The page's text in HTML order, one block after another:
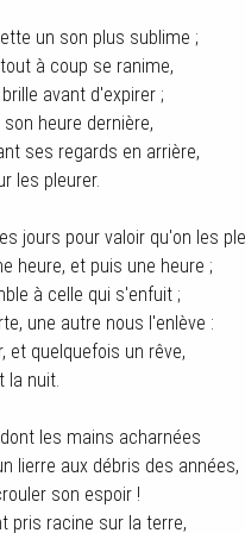
un son plus sublime ;
à coup se ranime,
avant d'expirer ;
heure dernière,
ses regards en arrière,
les pleurer.
jours pour valoir qu'on les
heure, et puis une heure ;
à celle qui s'enfuit ;
une autre nous l'enlève :
et quelquefois un rêve,
la nuit.
les mains acharnées
lierre aux débris des années,
son espoir !
pris racine sur la terre,